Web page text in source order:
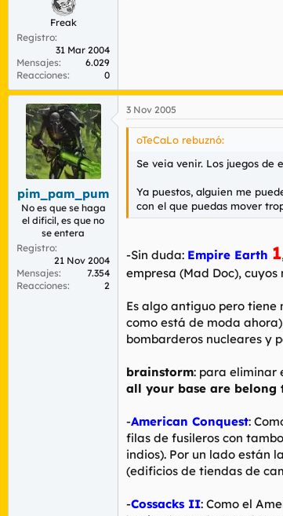
Freak
Registro
31 Mar 2004
Mensajes
6.029
Reacciones
0
pim_pam_pum
No es que se haga
el dificil, es que no
se entera
Registro
21 Nov 2004
Mensajes
7.354
Reacciones
2
3 Nov 2005
oTeCaLo rebuznó:
Se veia venir. Los juegos de
Ya puestos, alguien me
con el que puedas mover
-Sin duda: Empire Earth 1
empresa (Mad Doc),
Es algo antiguo pero tiene
como está de moda
bombarderos nucleares y
brainstorm: para eliminar
all your base are belong
-American Conquest:
filas de fusileros con
indios). Por un lado están
(edificios de tiendas de
-Cossacks II: Como el